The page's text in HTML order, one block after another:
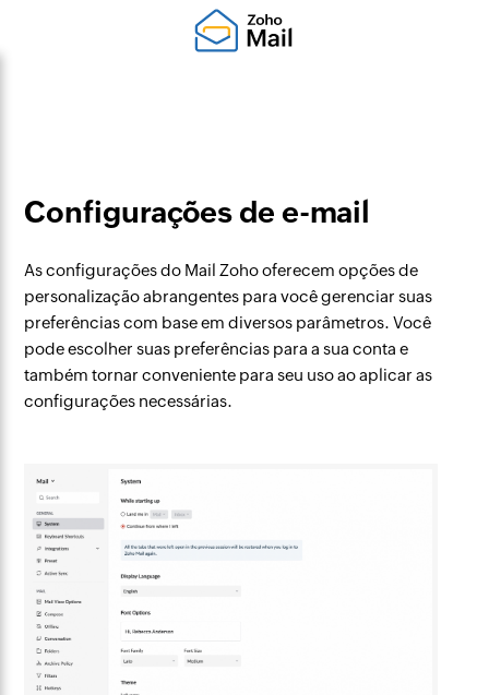
Configurações de e-mail
As configurações do Mail Zoho oferecem opções de
personalização abrangentes para você gerenciar suas
preferências com base em diversos parâmetros. Você
pode escolher suas preferências para a sua conta e
também tornar conveniente para seu uso ao aplicar as
configurações necessárias.